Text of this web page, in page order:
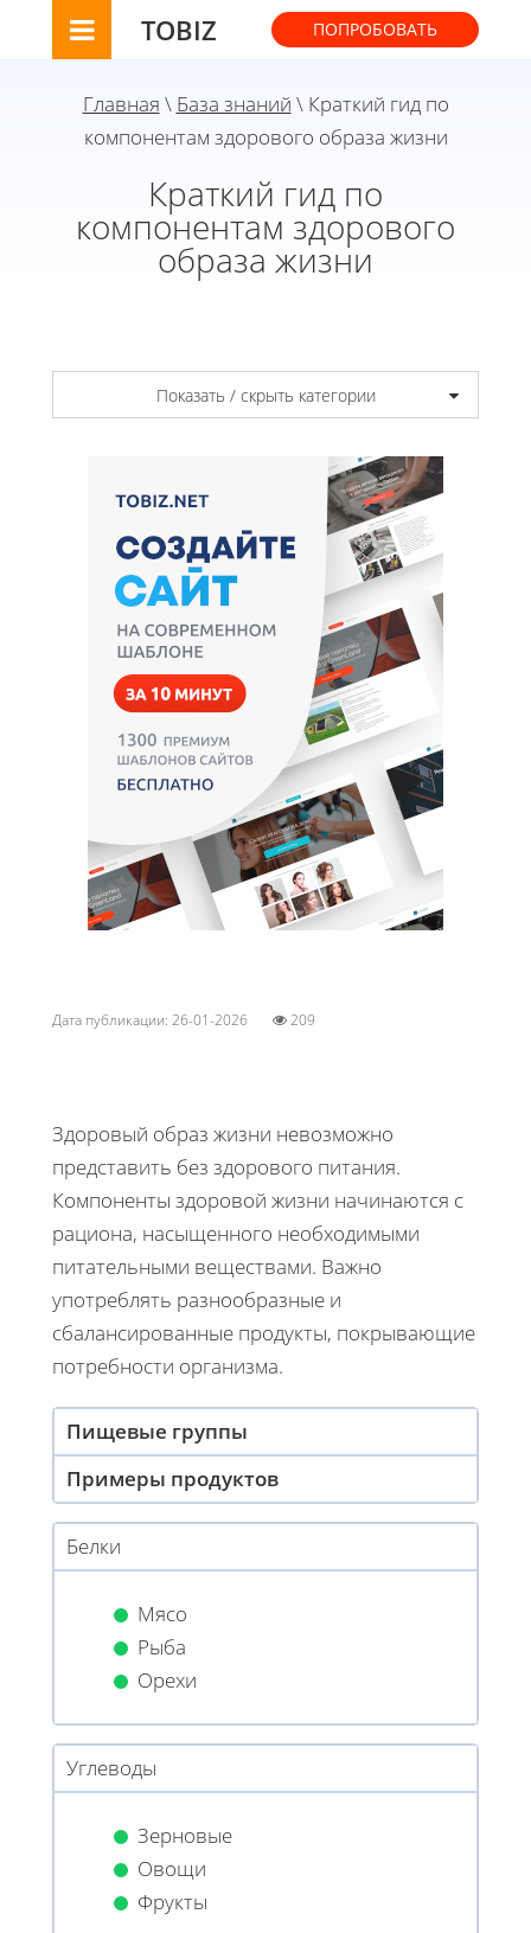
TOBIZ ПОПРОБОВАТЬ
Главная \ База знаний \ Краткий гид по
компонентам здорового образа жизни
Краткий гид по
компонентам здорового
образа жизни
Показать / скрыть категории
Дата публикации: 26-01-2026 209
Здоровый образ жизни невозможно
представить без здорового питания.
Компоненты здоровой жизни начинаются с
рациона, насыщенного необходимыми
питательными веществами. Важно
употреблять разнообразные и
сбалансированные продукты, покрывающие
потребности организма.
Пищевые группы
Примеры продуктов
Белки
Мясо
Рыба
Орехи
Углеводы
Зерновые
Овощи
Фрукты